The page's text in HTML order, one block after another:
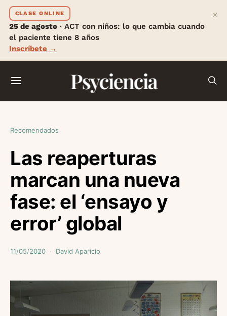
CLASE ONLINE
25 de agosto · ACT con niños: lo que cambia cuando
el paciente tiene 8 años
Inscríbete →
×
Psyciencia
Recomendados
Las reaperturas
marcan una nueva
fase: el ‘ensayo y
error’ global
11/05/2020 David Aparicio